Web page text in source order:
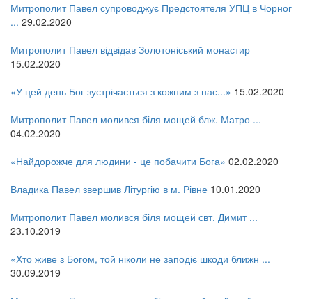
Митрополит Павел супроводжує Предстоятеля УПЦ в Чорног
... 29.02.2020
Митрополит Павел відвідав Золотоніський монастир
15.02.2020
«У цей день Бог зустрічається з кожним з нас...» 15.02.2020
Митрополит Павел молився біля мощей блж. Матро ...
04.02.2020
«Найдорожче для людини - це побачити Бога» 02.02.2020
Владика Павел звершив Літургію в м. Рівне 10.01.2020
Митрополит Павел молився біля мощей свт. Димит ...
23.10.2019
«Хто живе з Богом, той ніколи не заподіє шкоди ближн ...
30.09.2019